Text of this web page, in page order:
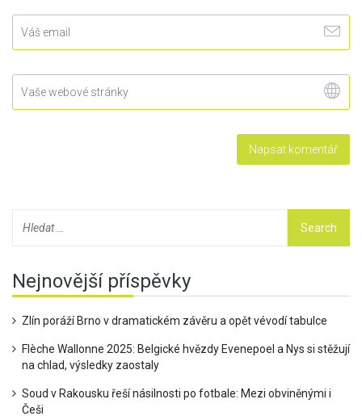
Nejnovější příspěvky
Zlín poráží Brno v dramatickém závěru a opět vévodí tabulce
Flèche Wallonne 2025: Belgické hvězdy Evenepoel a Nys si stěžují
na chlad, výsledky zaostaly
Soud v Rakousku řeší násilnosti po fotbale: Mezi obviněnými i
Češi